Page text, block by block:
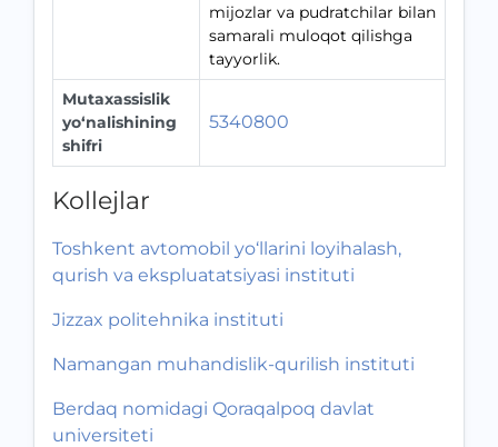
mijozlar va pudratchilar bilan
samarali muloqot qilishga
tayyorlik.
Mutaxassislik
yo‘nalishining
shifri
5340800
Kollejlar
Toshkent avtomobil yo‘llarini loyihalash,
qurish va ekspluatatsiyasi instituti
Jizzax politehnika instituti
Namangan muhandislik-qurilish instituti
Berdaq nomidagi Qoraqalpoq davlat
universiteti